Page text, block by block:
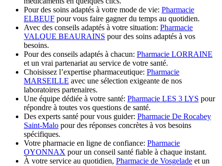
Pour des soins adaptés à votre mode de vie: Pharmacie
ELBEUF pour vous faire gagner du temps au quotidien.
Avec des conseils adaptés à votre situation: Pharmacie
VALQUE BEAURAINS pour des soins adaptés à vos
besoins.
Pour des conseils adaptés à chacun: Pharmacie LORRAINE
et un vrai partenariat au service de votre santé.
Choisissez l’expertise pharmaceutique: Pharmacie
MARSEILLE avec une sélection exigeante de nos
laboratoires partenaires.
Une équipe dédiée à votre santé: Pharmacie LES 3 LYS pour
répondre à toutes vos questions de santé.
Des experts santé pour vous guider: Pharmacie De Rocabey
Saint-Malo pour des réponses concrètes à vos besoins
spécifiques.
Votre pharmacie en ligne de confiance: Pharmacie
OYONNAX pour un conseil santé fiable à chaque instant.
À votre service au quotidien, Pharmacie de Vosgelade et un